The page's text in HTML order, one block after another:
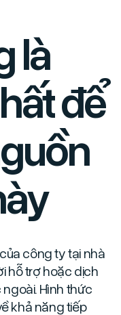
là
để
công ty tại nhà
hỗ trợ hoặc dịch
Hình thức
khả năng tiếp